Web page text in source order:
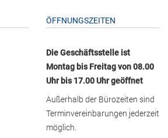
ÖFFNUNGSZEITEN
Die Geschäftsstelle ist
Montag bis Freitag von 08.00
Uhr bis 17.00 Uhr geöffnet
Außerhalb der Bürozeiten sind
Terminvereinbarungen jederzeit
möglich.